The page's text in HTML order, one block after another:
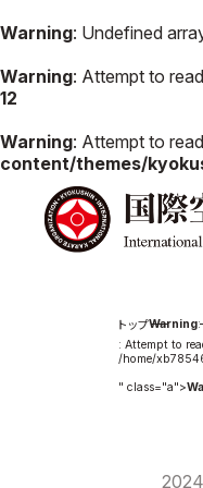
Warning: Undefined
Warning: Attempt to
12
Warning: Attempt to
content/themes/
Warning
: Attempt to
/home/
" class="a">